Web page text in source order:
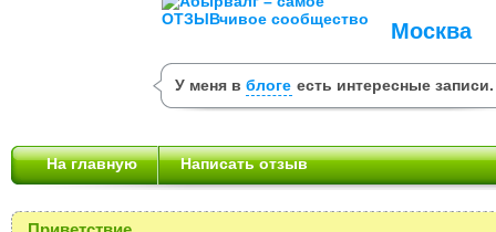
Москва
У меня в блоге есть интересные записи.
На главную Написать отзыв